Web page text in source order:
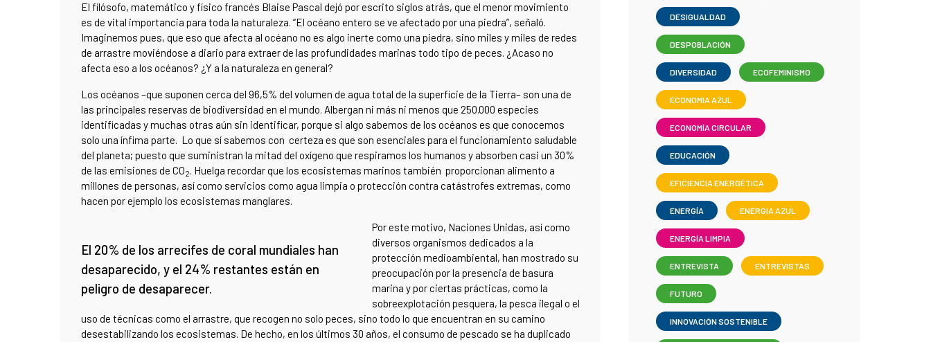
El filósofo, matemático y físico francés Blaise Pascal dejó por escrito siglos atrás, que el menor movimiento
es de vital importancia para toda la naturaleza. “El océano entero se ve afectado por una piedra”, señaló.
Imaginemos pues, que eso que afecta al océano no es algo inerte como una piedra, sino miles y miles de redes
de arrastre moviéndose a diario para extraer de las profundidades marinas todo tipo de peces. ¿Acaso no
afecta eso a los océanos? ¿Y a la naturaleza en general?
Los océanos –que suponen cerca del 96,5% del volumen de agua total de la superficie de la Tierra– son una de
las principales reservas de biodiversidad en el mundo. Albergan ni más ni menos que 250.000 especies
identificadas y muchas otras aún sin identificar, porque si algo sabemos de los océanos es que conocemos
solo una ínfima parte. Lo que sí sabemos con certeza es que son esenciales para el funcionamiento saludable
del planeta; puesto que suministran la mitad del oxígeno que respiramos los humanos y absorben casi un 30%
de las emisiones de CO2. Huelga recordar que los ecosistemas marinos también proporcionan alimento a
millones de personas, así como servicios como agua limpia o protección contra catástrofes extremas, como
hacen por ejemplo los ecosistemas manglares.
El 20% de los arrecifes de coral mundiales han
desaparecido, y el 24% restantes están en
peligro de desaparecer.
Por este motivo, Naciones Unidas, así como
diversos organismos dedicados a la
protección medioambiental, han mostrado su
preocupación por la presencia de basura
marina y por ciertas prácticas, como la
sobreexplotación pesquera, la pesca ilegal o el
uso de técnicas como el arrastre, que recogen no solo peces, sino todo lo que encuentran en su camino
desestabilizando los ecosistemas. De hecho, en los últimos 30 años, el consumo de pescado se ha duplicado
DESIGUALDAD
DESPOBLACIÓN
DIVERSIDAD ECOFEMINISMO
ECONOMIA AZUL
ECONOMÍA CIRCULAR
EDUCACIÓN
EFICIENCIA ENERGÉTICA
ENERGÍA ENERGIA AZUL
ENERGÍA LIMPIA
ENTREVISTA ENTREVISTAS
FUTURO
INNOVACIÓN SOSTENIBLE